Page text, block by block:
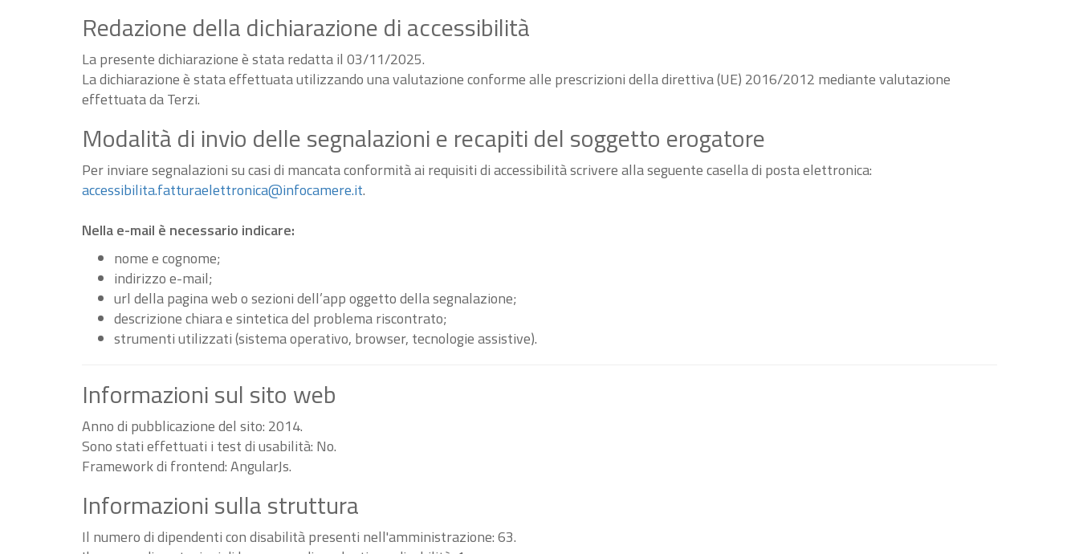
Redazione della dichiarazione di accessibilità
La presente dichiarazione è stata redatta il 03/11/2025.
La dichiarazione è stata effettuata utilizzando una valutazione conforme alle prescrizioni della direttiva (UE) 2016/2012 mediante valutazione
effettuata da Terzi.
Modalità di invio delle segnalazioni e recapiti del soggetto erogatore
Per inviare segnalazioni su casi di mancata conformità ai requisiti di accessibilità scrivere alla seguente casella di posta elettronica:
accessibilita.fatturaelettronica@infocamere.it.
Nella e-mail è necessario indicare:
nome e cognome;
indirizzo e-mail;
url della pagina web o sezioni dell’app oggetto della segnalazione;
descrizione chiara e sintetica del problema riscontrato;
strumenti utilizzati (sistema operativo, browser, tecnologie assistive).
Informazioni sul sito web
Anno di pubblicazione del sito: 2014.
Sono stati effettuati i test di usabilità: No.
Framework di frontend: AngularJs.
Informazioni sulla struttura
Il numero di dipendenti con disabilità presenti nell'amministrazione: 63.